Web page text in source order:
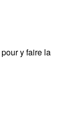
y faire la